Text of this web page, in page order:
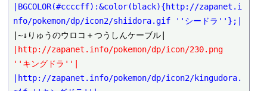
|BGCOLOR(#ccccff):&color(black){http://zapanet.i
nfo/pokemon/dp/icon2/shiidora.gif ''シードラ''};|
|http://zapanet.info/pokemon/dp/icon/230.png
''キングドラ''|
|http://zapanet.info/pokemon/dp/icon2/kingudora.